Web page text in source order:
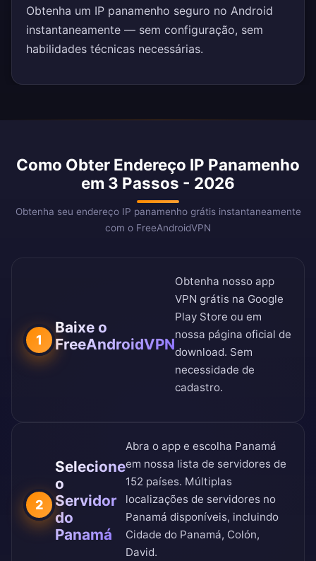
Obtenha um IP panamenho seguro no Android
instantaneamente — sem configuração, sem
habilidades técnicas necessárias.
Como Obter Endereço IP Panamenho
em 3 Passos - 2026
Obtenha seu endereço IP panamenho grátis instantaneamente
com o FreeAndroidVPN
1
Baixe o
FreeAndroidVPN
Obtenha nosso app
VPN grátis na Google
Play Store ou em
nossa página oficial de
download. Sem
necessidade de
cadastro.
2
Selecione
o
Servidor
do
Panamá
Abra o app e escolha Panamá
em nossa lista de servidores de
152 países. Múltiplas
localizações de servidores no
Panamá disponíveis, incluindo
Cidade do Panamá, Colón,
David.